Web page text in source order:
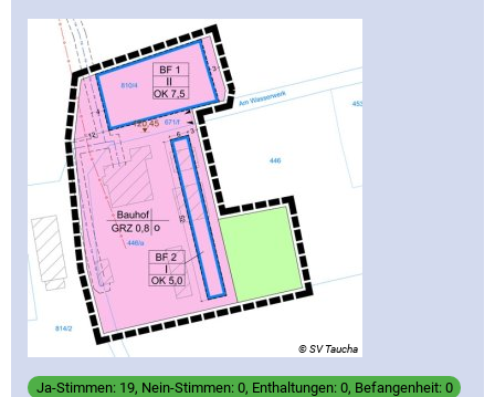
© SV Taucha
Ja-Stimmen: 19, Nein-Stimmen: 0, Enthaltungen: 0, Befangenheit: 0